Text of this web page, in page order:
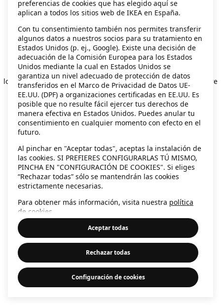
Application error: a client-side exception has occurred
loadingsecondhand.ikea.com (see the browser console for more
information).
preferencias de cookies que has elegido aquí se
aplican a todos los sitios web de IKEA en España.
Con tu consentimiento también nos permites transferir
algunos datos a nuestros socios para su tratamiento en
Estados Unidos (p. ej., Google). Existe una decisión de
adecuación de la Comisión Europea para los Estados
Unidos mediante la cual en Estados Unidos se
garantiza un nivel adecuado de protección de datos
transferidos en el Marco de Privacidad de Datos UE-
EE.UU. (DPF) a organizaciones certificadas en EE.UU. Es
posible que no resulte fácil ejercer tus derechos de
manera efectiva en Estados Unidos. Puedes anular tu
consentimiento en cualquier momento con efecto en el
futuro.
Al pinchar en "Aceptar todas", aceptas la instalación de
las cookies. SI PREFIERES CONFIGURARLAS TÚ MISMO,
PINCHA EN "CONFIGURACIÓN DE COOKIES". Si eliges
“Rechazar todas” sólo se mantendrán las cookies
estrictamente necesarias.
Para obtener más información, visita nuestra política
de cookies
Aceptar todas
Rechazar todas
Configuración de cookies